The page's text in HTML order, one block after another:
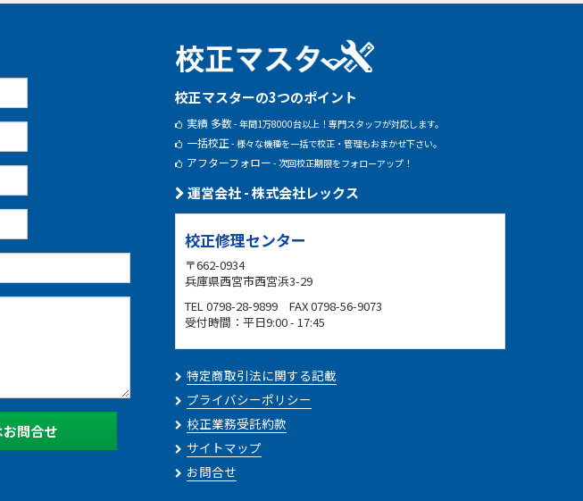
問合せ
校正マスターの3つのポイント
実績 多数- 年間1万8000台以上！専門スタッフが対応します。
一括校正 - 様々な機種を一括で校正・管理もおまかせ下さい。
アフターフォロー - 次回校正期限をフォローアップ！
運営会社 - 株式会社レックス
校正修理センター
〒662-0934
兵庫県西宮市西宮浜3-29
TEL 0798-28-9899 FAX 0798-56-9073
受付時間：平日9:00 - 17:45
特定商取引法に関する記載
プライバシーポリシー
校正業務受託約款
サイトマップ
お問合せ